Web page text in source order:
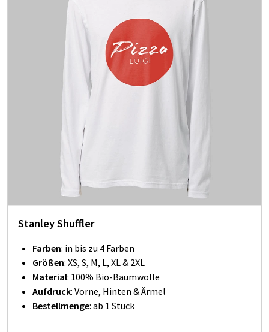
Stanley Shuffler
Farben: in bis zu 4 Farben
Größen: XS, S, M, L, XL & 2XL
Material: 100% Bio-Baumwolle
Aufdruck: Vorne, Hinten & Ärmel
Bestellmenge: ab 1 Stück